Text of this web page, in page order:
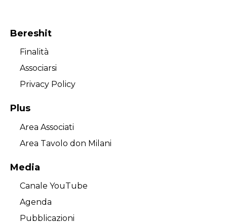
Bereshit
Finalità
Associarsi
Privacy Policy
Plus
Area Associati
Area Tavolo don Milani
Media
Canale YouTube
Agenda
Pubblicazioni